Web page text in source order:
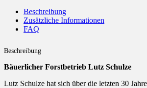
Beschreibung
Zusätzliche Informationen
FAQ
Beschreibung
Bäuerlicher Forstbetrieb Lutz Schulze
Lutz Schulze hat sich über die letzten 30